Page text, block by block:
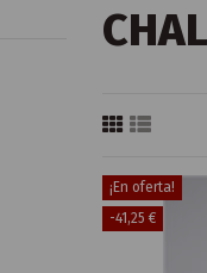
¡En oferta!
-41,25 €